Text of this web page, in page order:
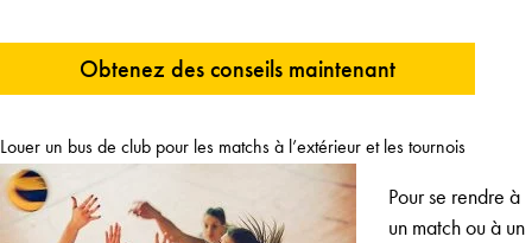
Obtenez des conseils maintenant
Louer un bus de club pour les matchs à l’extérieur et les tournois
Pour se rendre à
un match ou à un